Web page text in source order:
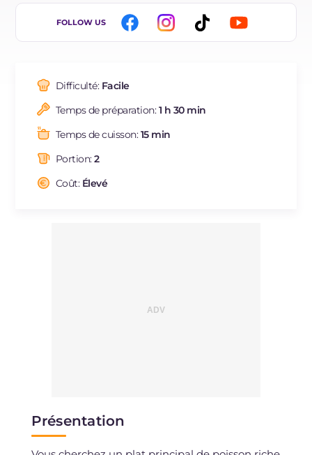
IT
ES
BR
FOLLOW US
Difficulté: Facile
Temps de préparation:1 h 30 min
Temps de cuisson:15 min
Portion:2
Coût: Élevé
Présentation